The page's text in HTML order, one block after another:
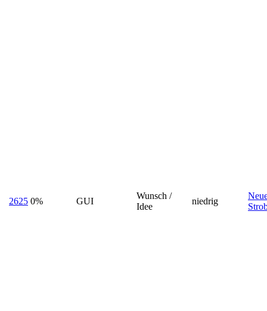
2625 0% GUI
Wunsch /
Idee
niedrig